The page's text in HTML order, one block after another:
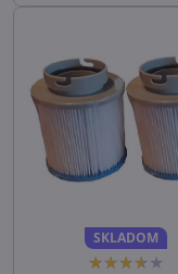
SKLADOM